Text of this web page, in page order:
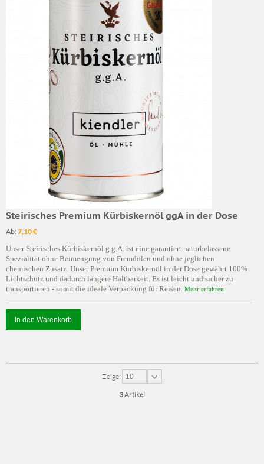
Steirisches Premium Kürbiskernöl ggA in der Dose
Ab:7,10 €
Unser Steirisches Kürbiskernöl g.g.A. ist eine garantiert naturbelassene
Spezialität ohne Beimengung von Fremdölen und ohne jeglichen
chemischen Zusatz. Unser Premium Kürbiskernöl in der Dose gewährt 100%
Lichtschutz und dadurch längere Haltbarkeit. Es ist leicht und sicher zu
transportieren - somit die ideale Verpackung für Reisen. Mehr erfahren
In den Warenkorb
Zeige: 10
3 Artikel